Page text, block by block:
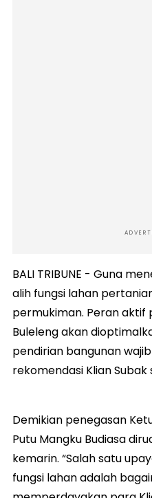
BALI TRIBUNE - Guna
alih fungsi lahan
permukiman. Peran aktif
Buleleng akan
pendirian bangunan
rekomendasi Klian
Demikian penegasan
Putu Mangku Budiasa
kemarin. “Salah satu
fungsi lahan adalah